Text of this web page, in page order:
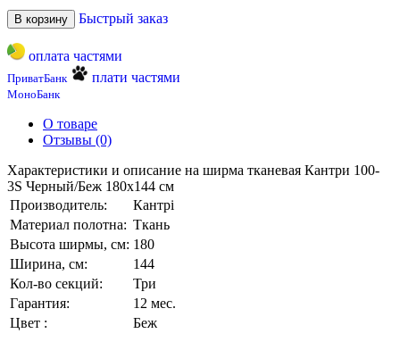
В корзину Быстрый заказ
оплата частями
ПриватБанк плати частями
МоноБанк
О товаре
Отзывы (0)
Характеристики и описание на ширма тканевая Кантри 100-
3S Черный/Беж 180х144 см
Производитель:
Кантрі
Материал полотна: Ткань
Высота ширмы, см: 180
Ширина, см:
144
Кол-во секций:
Три
Гарантия:
12 мес.
Цвет :
Беж